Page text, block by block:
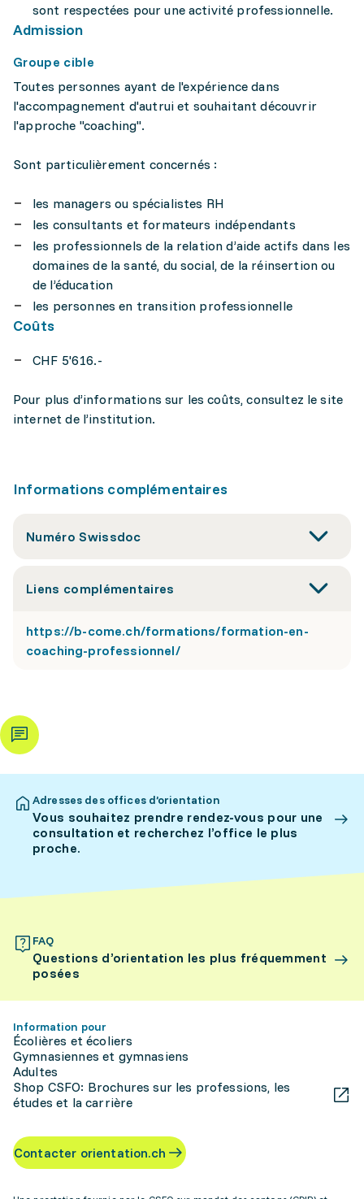
sont respectées pour une activité professionnelle.
Admission
Groupe cible
Toutes personnes ayant de l'expérience dans
l'accompagnement d'autrui et souhaitant découvrir
l'approche "coaching".
Sont particulièrement concernés :
les managers ou spécialistes RH
les consultants et formateurs indépendants
les professionnels de la relation d’aide actifs dans les
domaines de la santé, du social, de la réinsertion ou
de l’éducation
les personnes en transition professionnelle
Coûts
CHF 5'616.-
Pour plus d’informations sur les coûts, consultez le site
internet de l’institution.
Informations complémentaires
Numéro Swissdoc
Liens complémentaires
https://b-come.ch/formations/formation-en-
coaching-professionnel/
Adresses des offices d’orientation
Vous souhaitez prendre rendez-vous pour une
consultation et recherchez l’office le plus
proche.
FAQ
Questions d’orientation les plus fréquemment
posées
Information pour
Écolières et écoliers
Gymnasiennes et gymnasiens
Adultes
Shop CSFO: Brochures sur les professions, les
études et la carrière
Contacter orientation.ch